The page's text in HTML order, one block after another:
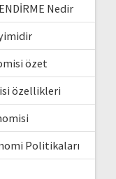
Nedir
özet
özellikleri
Politikaları